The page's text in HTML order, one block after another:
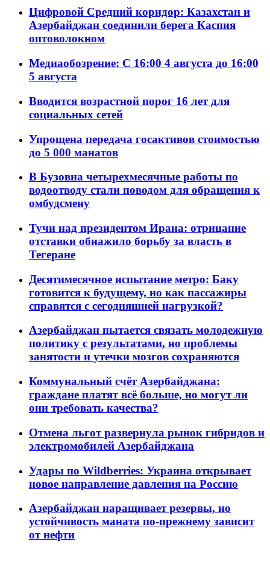
Цифровой Средний коридор: Казахстан и
Азербайджан соединили берега Каспия
оптоволокном
Медиаобозрение: С 16:00 4 августа до 16:00
5 августа
Вводится возрастной порог 16 лет для
социальных сетей
Упрощена передача госактивов стоимостью
до 5 000 манатов
В Бузовна четырехмесячные работы по
водоотводу стали поводом для обращения к
омбудсмену
Тучи над президентом Ирана: отрицание
отставки обнажило борьбу за власть в
Тегеране
Десятимесячное испытание метро: Баку
готовится к будущему, но как пассажиры
справятся с сегодняшней нагрузкой?
Азербайджан пытается связать молодежную
политику с результатами, но проблемы
занятости и утечки мозгов сохраняются
Коммунальный счёт Азербайджана:
граждане платят всё больше, но могут ли
они требовать качества?
Отмена льгот развернула рынок гибридов и
электромобилей Азербайджана
Удары по Wildberries: Украина открывает
новое направление давления на Россию
Азербайджан наращивает резервы, но
устойчивость маната по-прежнему зависит
от нефти